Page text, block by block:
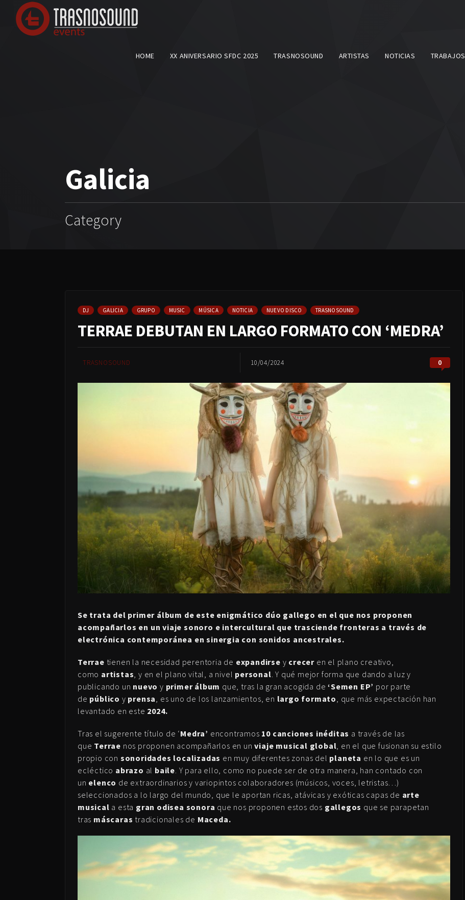
HOME XX ANIVERSARIO SFDC 2025 TRASNOSOUND ARTISTAS NOTICIAS TRABAJOS
Galicia
Category
DJ GALICIA GRUPO MUSIC MÚSICA NOTICIA NUEVO DISCO TRASNOSOUND
TERRAE DEBUTAN EN LARGO FORMATO CON ‘MEDRA’
TRASNOSOUND 10/04/2024 0
Se trata del primer álbum de este enigmático dúo gallego en el que nos proponen
acompañarlos en un viaje sonoro e intercultural que trasciende fronteras a través de
electrónica contemporánea en sinergia con sonidos ancestrales.
Terrae tienen la necesidad perentoria de expandirse y crecer en el plano creativo,
como artistas , y en el plano vital, a nivel personal . Y qué mejor forma que dando a luz y
publicando un nuevo y primer álbum que, tras la gran acogida de‘Semen EP’ por parte
de público y prensa , es uno de los lanzamientos, en largo formato , que más expectación han
levantado en este 2024.
Tras el sugerente título de ‘Medra’ encontramos 10 canciones inéditas a través de las
que Terrae nos proponen acompañarlos en unviaje musical global , en el que fusionan su estilo
propio con sonoridades localizadas en muy diferentes zonas del planeta en lo que es un
ecléctico abrazo al baile . Y para ello, como no puede ser de otra manera, han contado con
un elenco de extraordinarios y variopintos colaboradores (músicos, voces, letristas…)
seleccionados a lo largo del mundo, que le aportan ricas, atávicas y exóticas capas de arte
musical a esta gran odisea sonora que nos proponen estos dos gallegos que se parapetan
tras máscaras tradicionales de Maceda.